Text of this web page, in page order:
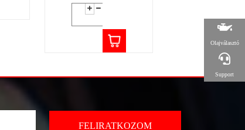
Olajválasztó
Support